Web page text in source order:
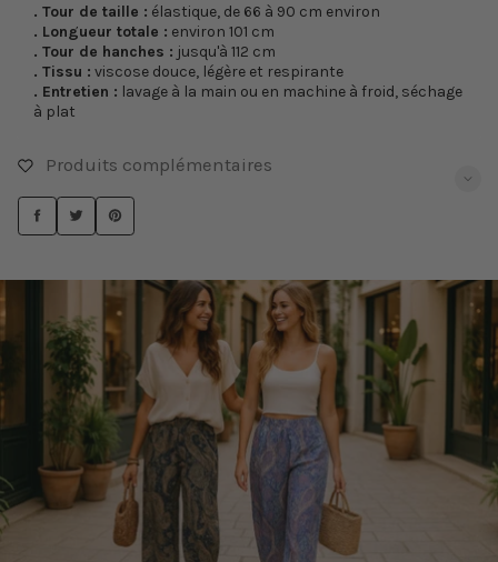
. Tour de taille : élastique, de 66 à 90 cm environ
. Longueur totale : environ 101 cm
. Tour de hanches : jusqu'à 112 cm
. Tissu : viscose douce, légère et respirante
. Entretien : lavage à la main ou en machine à froid, séchage
à plat
Produits complémentaires
PARTAGER
SUR
TWEETER
SUR
ÉPINGLER
SUR